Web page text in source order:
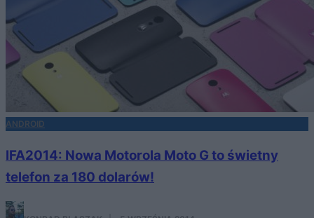
ANDROID
IFA2014: Nowa Motorola Moto G to świetny
telefon za 180 dolarów!